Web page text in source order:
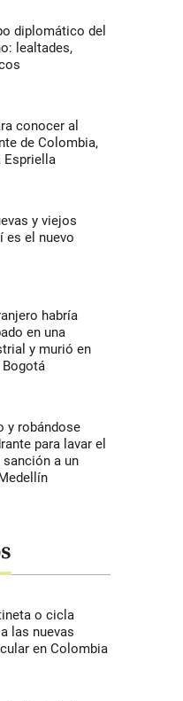
diplomático del
lealtades,
conocer al
de Colombia,
Espriella
y viejos
es el nuevo
habría
en una
y murió en
Bogotá
y robándose
para lavar el
a un
o cicla
las nuevas
en Colombia